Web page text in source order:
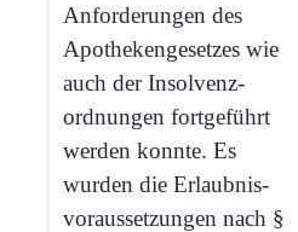
Anforderungen des
Apothekengesetzes wie
auch der Insolvenz­
ordnungen fortgeführt
werden konnte. Es
wurden die Erlaubnis­
voraussetzungen nach §